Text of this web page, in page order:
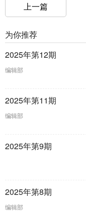
上一篇
为你推荐
2025年第12期
编辑部
2025年第11期
编辑部
2025年第9期
2025年第8期
编辑部